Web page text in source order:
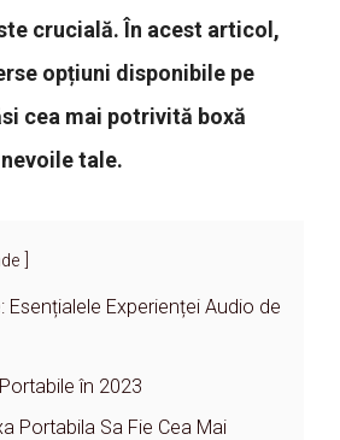
crucială. În acest articol,
opțiuni disponibile pe
cea mai potrivită boxă
tale.
Esențialele Experienței Audio de
în 2023
Portabila Sa Fie Cea Mai